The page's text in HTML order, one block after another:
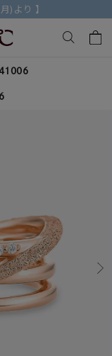
の先行予約受付中
ードで検索する
Canal４℃
べてのジュエリー